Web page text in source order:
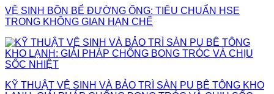
VỆ SINH BỒN BỂ ĐƯỜNG ỐNG: TIÊU CHUẨN HSE
TRONG KHÔNG GIAN HẠN CHẾ
KỸ THUẬT VỆ SINH VÀ BẢO TRÌ SÀN PU BÊ TÔNG KHO